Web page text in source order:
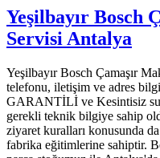
Yeşilbayır Bosch
Servisi Antalya
Yeşilbayır Bosch Çamaşır
telefonu, iletişim ve adres
GARANTİLİ ve Kesintisiz
gerekli teknik bilgiye sahip
ziyaret kuralları konusunda
fabrika eğitimlerine sahiptir.